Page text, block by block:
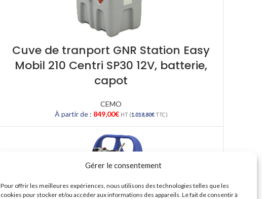
Gérer le consentement
Pour offrir les meilleures expériences, nous utilisons des technologies telles que les
cookies pour stocker et/ou accéder aux informations des appareils. Le fait de consentir à
Cuve de tranport GNR Station Easy
Mobil 210 Centri SP30 12V, batterie,
capot
CEMO
À partir de : 849,00€ HT (1.018,80€TTC)